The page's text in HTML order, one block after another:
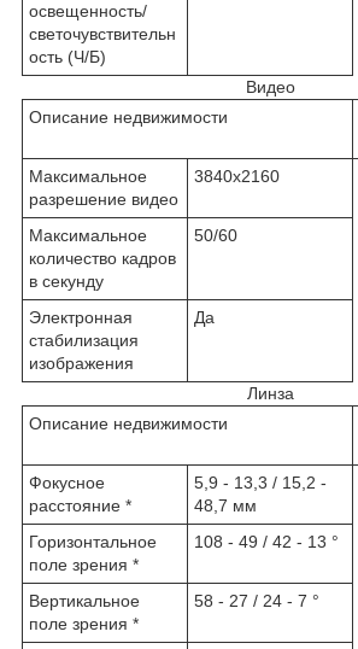
освещенность/
светочувствительн
ость (Ч/Б)
Видео
Описание недвижимости
Максимальное
разрешение видео
3840x2160
Максимальное
количество кадров
в секунду
50/60
Электронная
стабилизация
изображения
Да
Линза
Описание недвижимости
Фокусное
расстояние *
5,9 - 13,3 / 15,2 -
48,7 мм
Горизонтальное
поле зрения *
108 - 49 / 42 - 13 °
Вертикальное
поле зрения *
58 - 27 / 24 - 7 °